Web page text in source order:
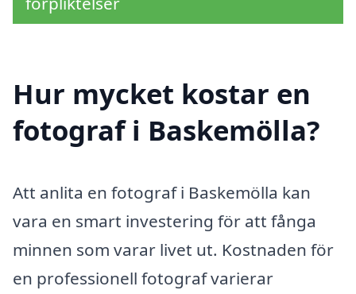
Hur mycket kostar en
fotograf i Baskemölla?
Att anlita en fotograf i Baskemölla kan
vara en smart investering för att fånga
minnen som varar livet ut. Kostnaden för
en professionell fotograf varierar